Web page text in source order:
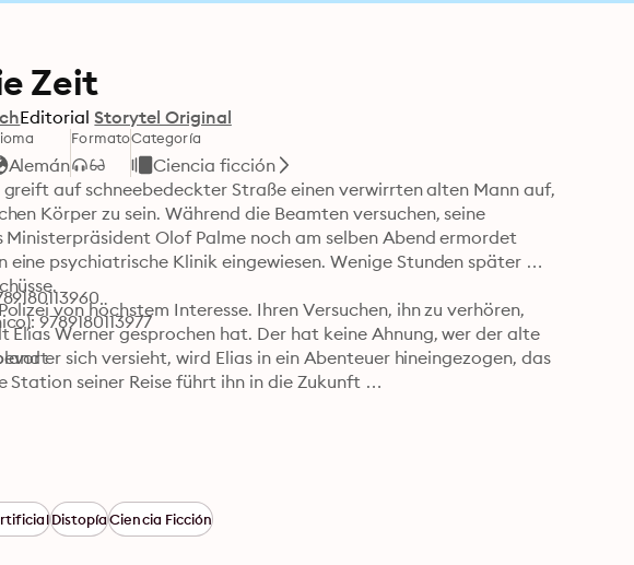
Zeit
Editorial Storytel Original
Alemán
FormatoCategoría
Ciencia ficción
greift auf schneebedeckter Straße einen verwirrten alten Mann auf,
Körper zu sein. Während die Beamten versuchen, seine
Ministerpräsident Olof Palme noch am selben Abend ermordet
psychiatrische Klinik eingewiesen. Wenige Stunden später
von höchstem Interesse. Ihren Versuchen, ihn zu verhören,
Werner gesprochen hat. Der hat keine Ahnung, wer der alte
er sich versieht, wird Elias in ein Abenteuer hineingezogen, das
Station seiner Reise führt ihn in die Zukunft …
9789180113977
DistopíaCiencia Ficción